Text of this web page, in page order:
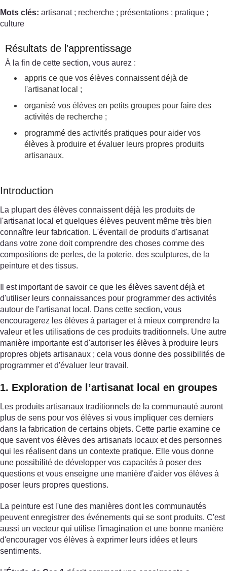
Mots clés: artisanat ; recherche ; présentations ; pratique ;
culture
Résultats de l’apprentissage
À la fin de cette section, vous aurez :
appris ce que vos élèves connaissent déjà de
l'artisanat local ;
organisé vos élèves en petits groupes pour faire des
activités de recherche ;
programmé des activités pratiques pour aider vos
élèves à produire et évaluer leurs propres produits
artisanaux.
Introduction
La plupart des élèves connaissent déjà les produits de
l'artisanat local et quelques élèves peuvent même très bien
connaître leur fabrication. L'éventail de produits d'artisanat
dans votre zone doit comprendre des choses comme des
compositions de perles, de la poterie, des sculptures, de la
peinture et des tissus.
Il est important de savoir ce que les élèves savent déjà et
d'utiliser leurs connaissances pour programmer des activités
autour de l'artisanat local. Dans cette section, vous
encouragerez les élèves à partager et à mieux comprendre la
valeur et les utilisations de ces produits traditionnels. Une autre
manière importante est d'autoriser les élèves à produire leurs
propres objets artisanaux ; cela vous donne des possibilités de
programmer et d'évaluer leur travail.
1. Exploration de l’artisanat local en groupes
Les produits artisanaux traditionnels de la communauté auront
plus de sens pour vos élèves si vous impliquer ces derniers
dans la fabrication de certains objets. Cette partie examine ce
que savent vos élèves des artisanats locaux et des personnes
qui les réalisent dans un contexte pratique. Elle vous donne
une possibilité de développer vos capacités à poser des
questions et vous enseigne une manière d'aider vos élèves à
poser leurs propres questions.
La peinture est l'une des manières dont les communautés
peuvent enregistrer des événements qui se sont produits. C'est
aussi un vecteur qui utilise l'imagination et une bonne manière
d'encourager vos élèves à exprimer leurs idées et leurs
sentiments.